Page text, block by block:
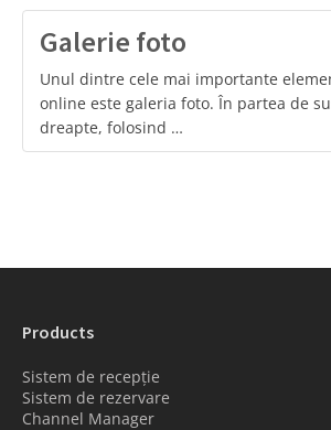
Galerie foto
Unul dintre cele mai importante
online este galeria foto. În partea de
dreapte, folosind …
Products
Sistem de recepție
Sistem de rezervare
Channel Manager